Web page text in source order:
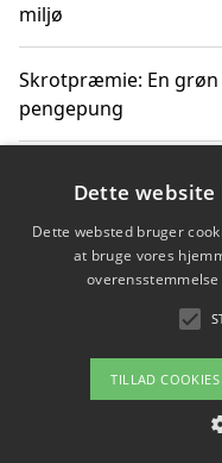
miljø
Skrotpræmie: En
pengepung
Hvordan blåfade
plastik i havet
Spil kasinospil på et
guide til sikker og
Om / kontakt
Dette website
Dette websted bruger
at bruge vores
TILLAD COOKIES